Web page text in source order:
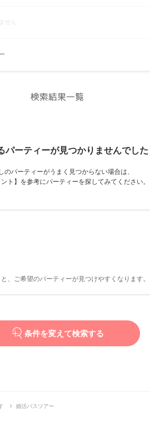
せん
検索結果一覧
パーティーが見つかりませんでした
のパーティーがうまく見つからない場合は、
ント】を参考にパーティーを探してみてください。
、ご希望のパーティーが見つけやすくなります。
条件を変えて検索する
婚活バスツアー